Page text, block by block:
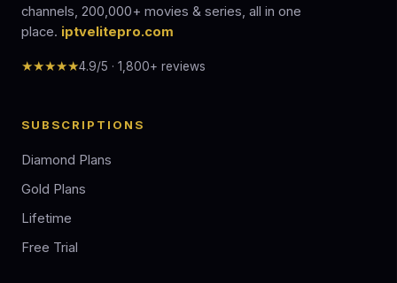
channels, 200,000+ movies & series, all in one
place. iptvelitepro.com
★★★★★4.9/5 · 1,800+ reviews
SUBSCRIPTIONS
Diamond Plans
Gold Plans
Lifetime
Free Trial